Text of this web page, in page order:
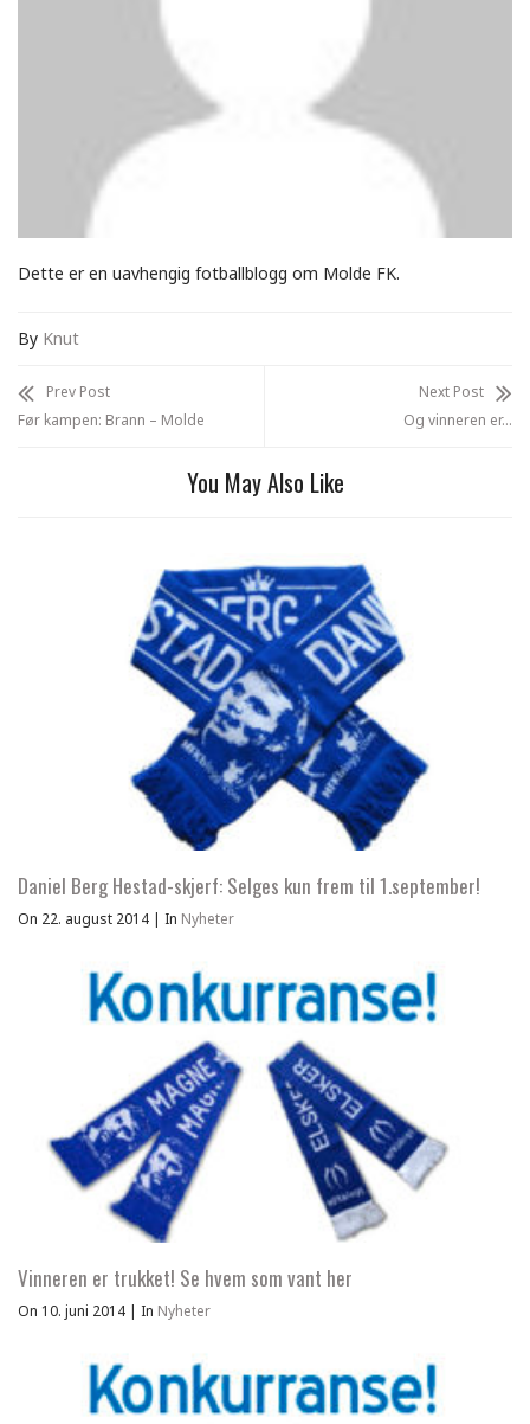
Dette er en uavhengig fotballblogg om Molde FK.
By Knut
Prev Post
Før kampen: Brann – Molde
Next Post
Og vinneren er…
You May Also Like
Daniel Berg Hestad-skjerf: Selges kun frem til 1.september!
On 22. august 2014 | In Nyheter
Vinneren er trukket! Se hvem som vant her
On 10. juni 2014 | In Nyheter